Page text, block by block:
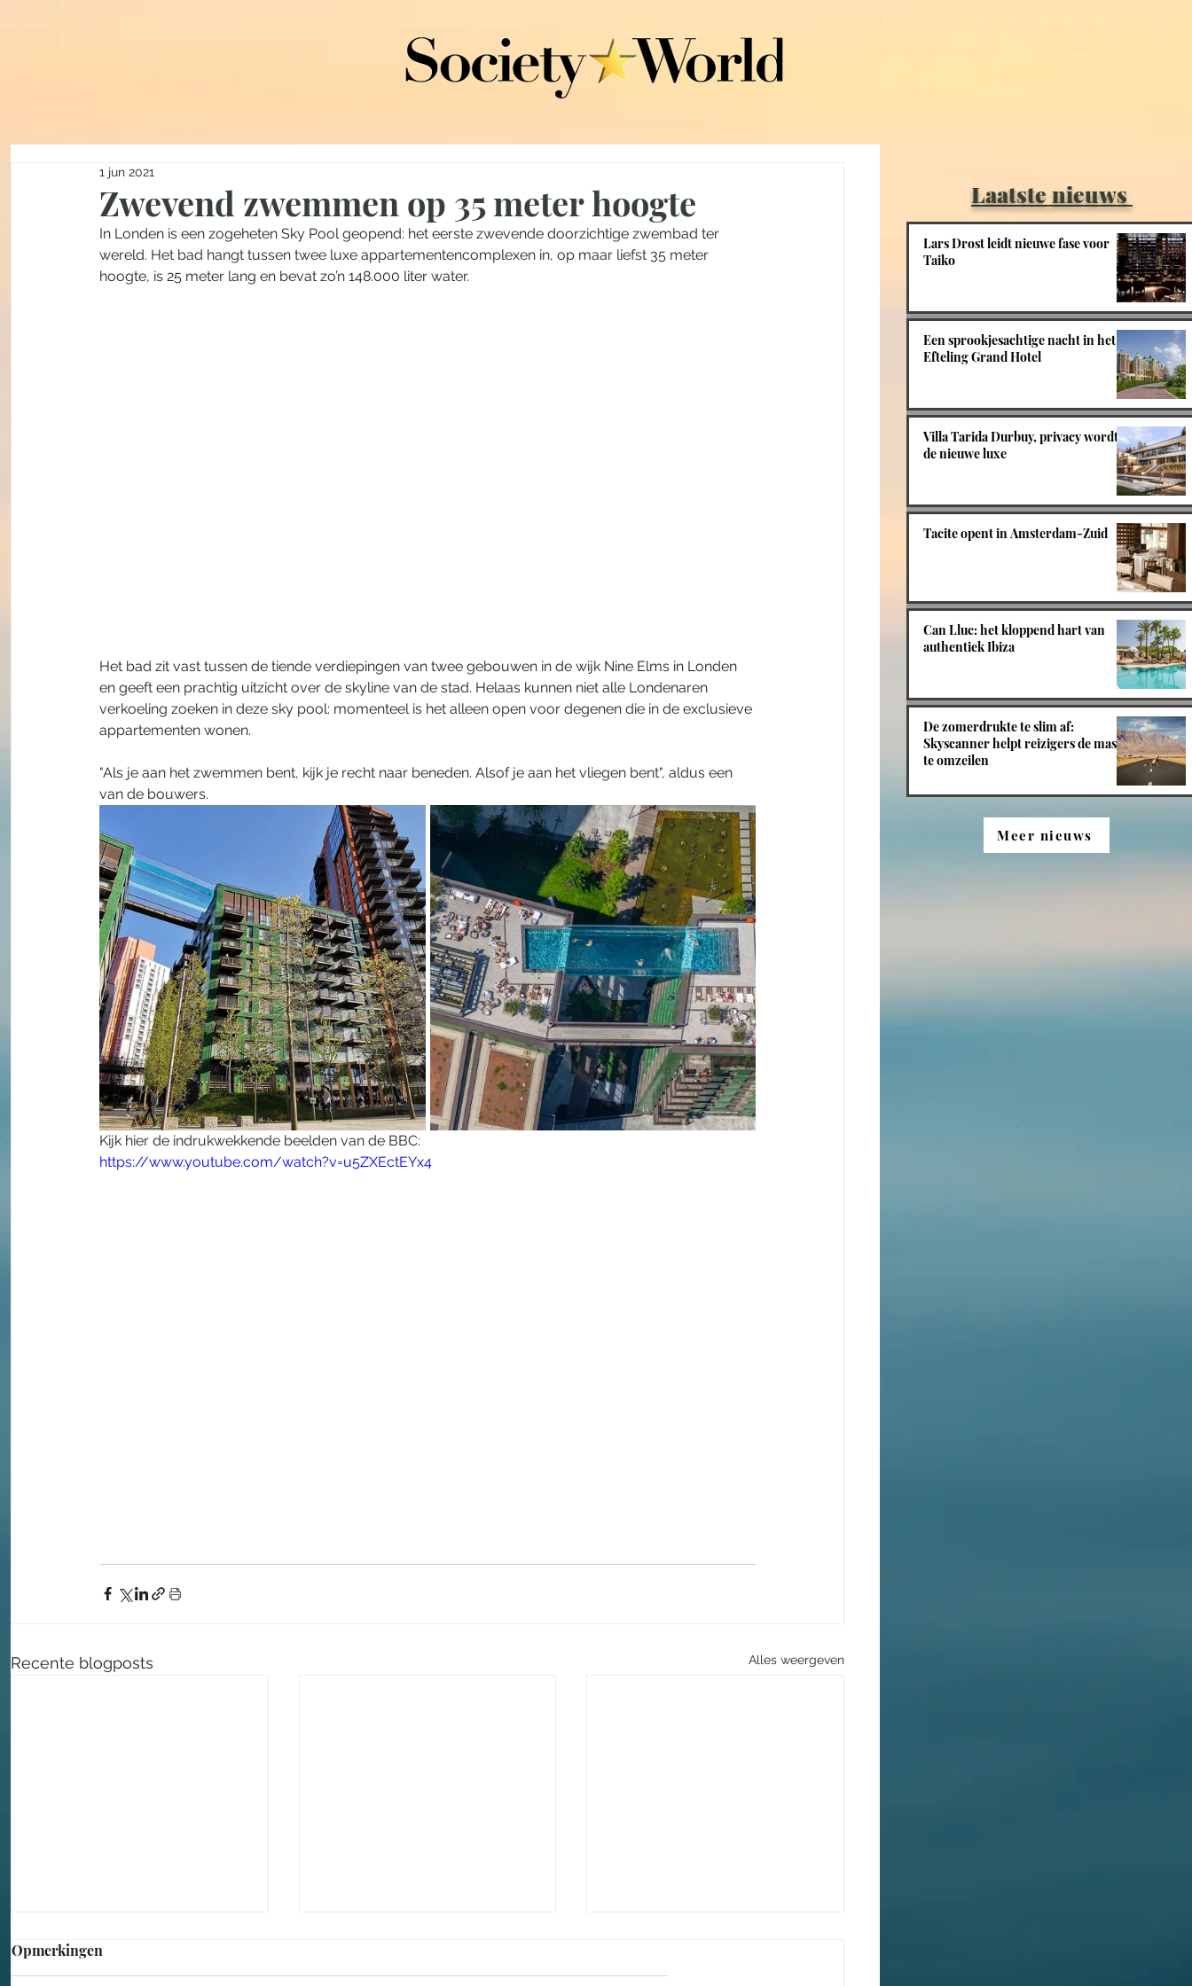
Zwevend zwemmen op 35 meter hoogte
1 jun 2021
In Londen is een zogeheten Sky Pool geopend: het eerste zwevende doorzichtige zwembad ter
wereld. Het bad hangt tussen twee luxe appartementencomplexen in, op maar liefst 35 meter
hoogte, is 25 meter lang en bevat zo’n 148.000 liter water.
Het bad zit vast tussen de tiende verdiepingen van twee gebouwen in de wijk Nine Elms in Londen
en geeft een prachtig uitzicht over de skyline van de stad. Helaas kunnen niet alle Londenaren
verkoeling zoeken in deze sky pool: momenteel is het alleen open voor degenen die in de exclusieve
appartementen wonen.
"Als je aan het zwemmen bent, kijk je recht naar beneden. Alsof je aan het vliegen bent", aldus een
van de bouwers.
Kijk hier de indrukwekkende beelden van de BBC:
https://www.youtube.com/watch?v=u5ZXEctEYx4
Recente blogposts Alles weergeven
Opmerkingen
Laatste nieuws
Lars Drost leidt nieuwe fase voor
Taiko
Een sprookjesachtige nacht in het
Efteling Grand Hotel
Villa Tarida Durbuy, privacy wordt
de nieuwe luxe
Tacite opent in Amsterdam-Zuid
Can Lluc: het kloppend hart van
authentiek Ibiza
De zomerdrukte te slim af:
Skyscanner helpt reizigers de massa
te omzeilen
Meer nieuws